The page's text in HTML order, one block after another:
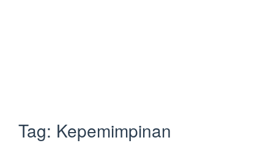
Tag: Kepemimpinan